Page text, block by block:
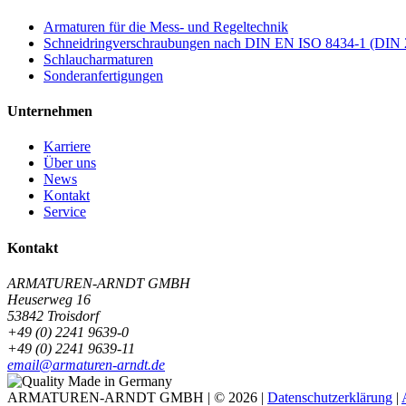
Armaturen für die Mess- und Regeltechnik
Schneidringverschraubungen nach DIN EN ISO 8434-1 (DIN
Schlaucharmaturen
Sonderanfertigungen
Unternehmen
Karriere
Über uns
News
Kontakt
Service
Kontakt
ARMATUREN-ARNDT GMBH
Heuserweg 16
53842 Troisdorf
+49 (0) 2241 9639-0
+49 (0) 2241 9639-11
email@armaturen-arndt.de
ARMATUREN-ARNDT GMBH | © 2026 | Datenschutzerklärung |